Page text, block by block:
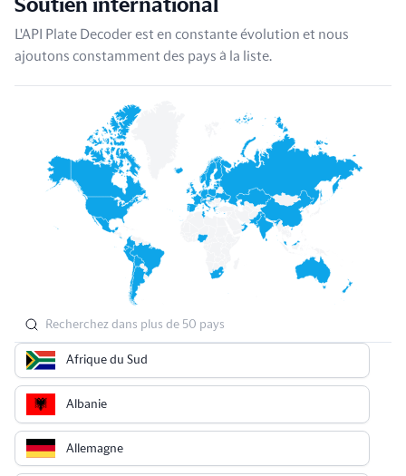
Soutien international
L'API Plate Decoder est en constante évolution et nous
ajoutons constamment des pays à la liste.
Afrique du Sud
Albanie
Allemagne